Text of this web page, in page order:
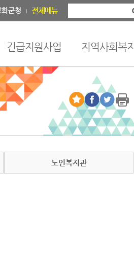
화군청 전체메뉴
긴급지원사업 지역사회복지
노인복지관